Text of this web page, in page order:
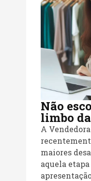
Não
limbo
A
maiores
aquela